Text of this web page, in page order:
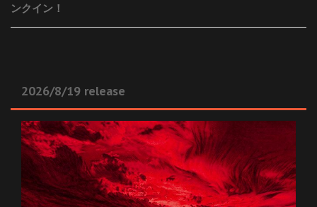
ンクイン！
2026/8/19 release